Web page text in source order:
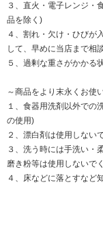
３、直火・電子レンジ・
品を除く)
４、割れ・欠け・ひびが
して、早めに当店まで相
５、過剰な重さがかかる
～商品をより末永くお使
１、食器用洗剤以外での
の使用)
２、漂白剤は使用しない
３、洗う時には手洗い・
磨き粉等は使用しないで
４、床などに落とすなど